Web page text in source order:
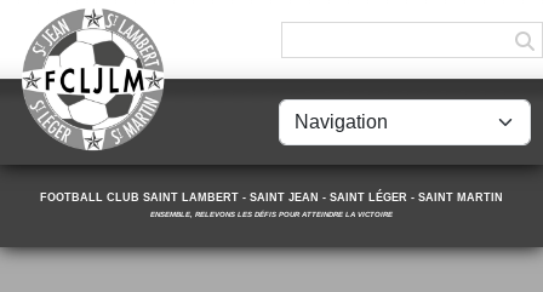
FOOTBALL CLUB SAINT LAMBERT - SAINT JEAN - SAINT LÉGER - SAINT MARTIN
ENSEMBLE, RELEVONS LES DÉFIS POUR ATTEINDRE LA VICTOIRE
Panneau de gestion des cookies